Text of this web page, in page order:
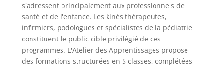
s'adressent principalement aux professionnels de
santé et de l'enfance. Les kinésithérapeutes,
infirmiers, podologues et spécialistes de la pédiatrie
constituent le public cible privilégié de ces
programmes. L'Atelier des Apprentissages propose
des formations structurées en 5 classes, complétées